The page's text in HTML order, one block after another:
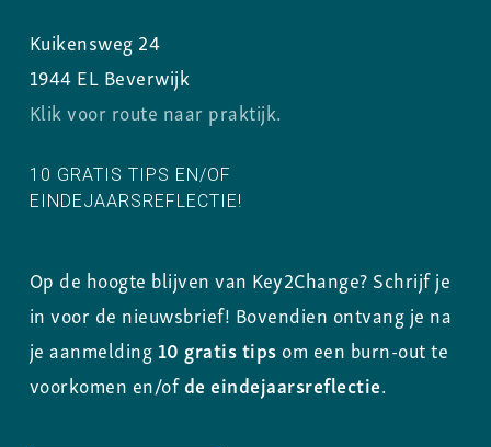
Kuikensweg 24
1944 EL Beverwijk
Klik voor route naar praktijk.
10 GRATIS TIPS EN/OF
EINDEJAARSREFLECTIE!
Op de hoogte blijven van Key2Change? Schrijf je
in voor de nieuwsbrief! Bovendien ontvang je na
je aanmelding 10 gratis tips om een burn-out te
voorkomen en/ofde eindejaarsreflectie.